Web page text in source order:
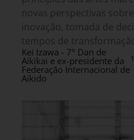
novas perspectivas
inovação, tomada de
tempos de
Kei Izawa - 7º Dan de
Aikikai e ex-presidente da
Federação Internacional de
Aikido